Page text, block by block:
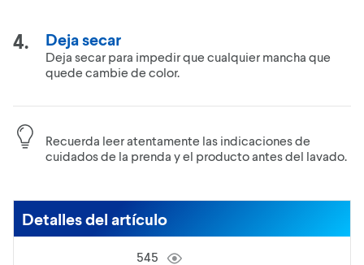
Deja secar
Deja secar para impedir que cualquier mancha que
quede cambie de color.
Recuerda leer atentamente las indicaciones de
cuidados de la prenda y el producto antes del lavado.
Detalles del artículo
545